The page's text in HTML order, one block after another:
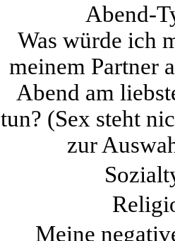
Abend-
Was würde ich
meinem Partner
Abend am
tun? (Sex steht
zur
Meine